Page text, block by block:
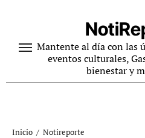
contenidoMantente al día con las
eventos culturales,
bienestar y
Inicio
Notireporte